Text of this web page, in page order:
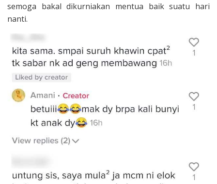
semoga bakal dikurniakan mentua baik suatu hari
nanti.